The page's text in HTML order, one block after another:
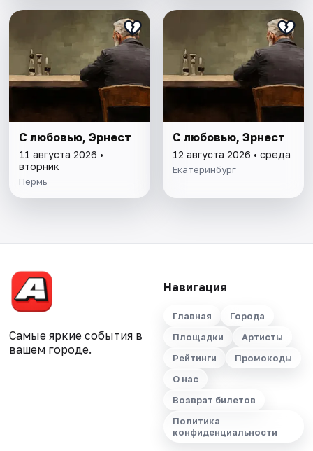
С любовью, Эрнест
11 августа 2026 •
вторник
Пермь
С любовью, Эрнест
12 августа 2026 • среда
Екатеринбург
Самые яркие события в
вашем городе.
Навигация
Главная
Города
Площадки
Артисты
Рейтинги
Промокоды
О нас
Возврат билетов
Политика
конфиденциальности